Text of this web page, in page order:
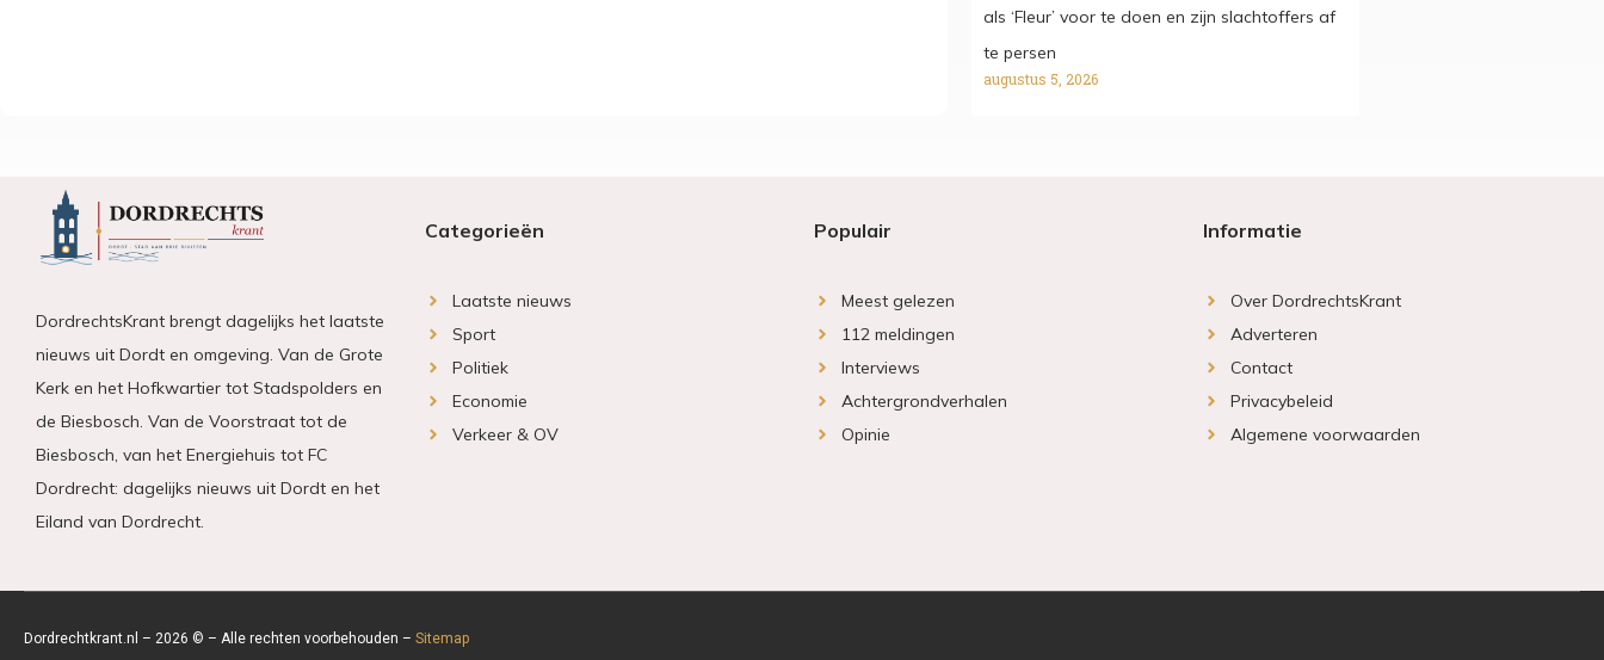
als ‘Fleur’ voor te doen en zijn slachtoffers af
te persen
augustus 5, 2026
DordrechtsKrant brengt dagelijks het laatste
nieuws uit Dordt en omgeving. Van de Grote
Kerk en het Hofkwartier tot Stadspolders en
de Biesbosch. Van de Voorstraat tot de
Biesbosch, van het Energiehuis tot FC
Dordrecht: dagelijks nieuws uit Dordt en het
Eiland van Dordrecht.
Categorieën
Laatste nieuws
Sport
Politiek
Economie
Verkeer & OV
Populair
Meest gelezen
112 meldingen
Interviews
Achtergrondverhalen
Opinie
Informatie
Over DordrechtsKrant
Adverteren
Contact
Privacybeleid
Algemene voorwaarden
Dordrechtkrant.nl – 2026 © – Alle rechten voorbehouden – Sitemap